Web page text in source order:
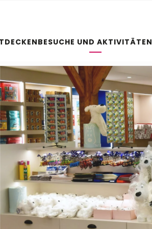
BESUCHE UND AKTIVITÄTEN